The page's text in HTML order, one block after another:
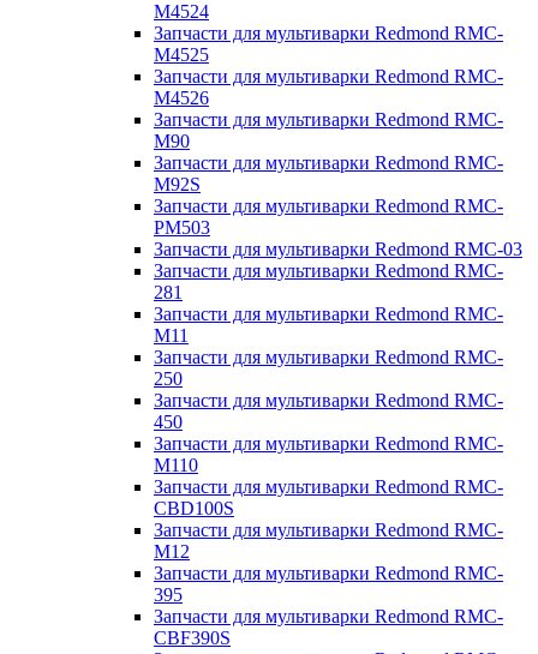
M4524
Запчасти для мультиварки Redmond RMC-
M4525
Запчасти для мультиварки Redmond RMC-
M4526
Запчасти для мультиварки Redmond RMC-
M90
Запчасти для мультиварки Redmond RMC-
M92S
Запчасти для мультиварки Redmond RMC-
PM503
Запчасти для мультиварки Redmond RMC-03
Запчасти для мультиварки Redmond RMC-
281
Запчасти для мультиварки Redmond RMC-
M11
Запчасти для мультиварки Redmond RMC-
250
Запчасти для мультиварки Redmond RMC-
450
Запчасти для мультиварки Redmond RMC-
M110
Запчасти для мультиварки Redmond RMC-
CBD100S
Запчасти для мультиварки Redmond RMC-
M12
Запчасти для мультиварки Redmond RMC-
395
Запчасти для мультиварки Redmond RMC-
CBF390S